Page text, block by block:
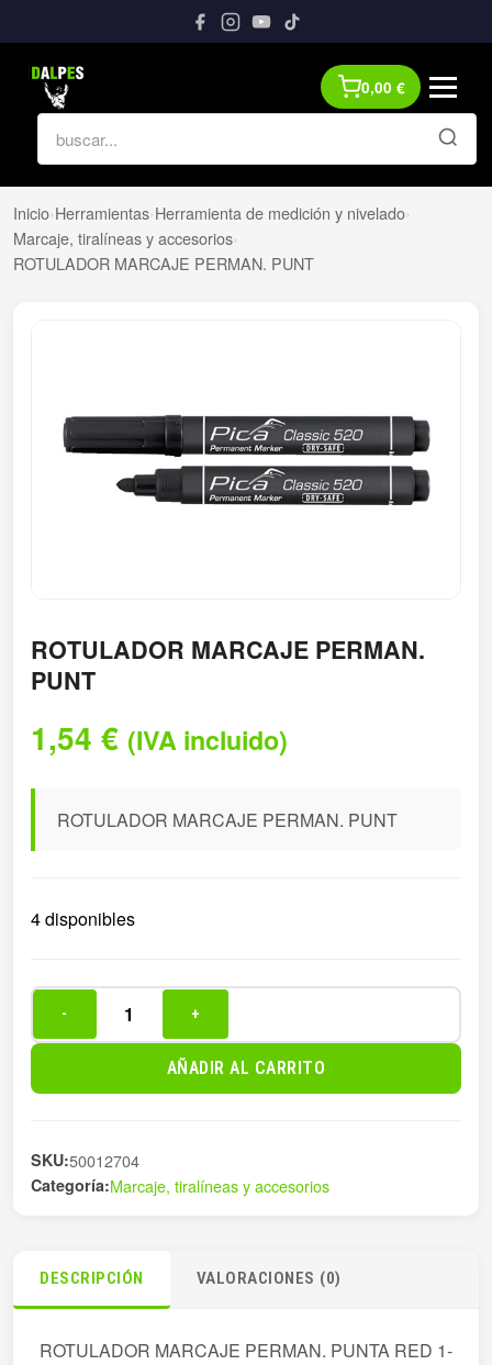
0,00 €
Inicio›Herramientas›Herramienta de medición y nivelado›
Marcaje, tiralíneas y accesorios›
ROTULADOR MARCAJE PERMAN. PUNT
ROTULADOR MARCAJE PERMAN.
PUNT
1,54 € (IVA incluido)
ROTULADOR MARCAJE PERMAN. PUNT
4 disponibles
ROTULADOR
MARCAJE
- +
AÑADIR AL CARRITO
SKU:50012704
Categoría:Marcaje, tiralíneas y accesorios
DESCRIPCIÓN VALORACIONES (0)
ROTULADOR MARCAJE PERMAN. PUNTA RED 1-